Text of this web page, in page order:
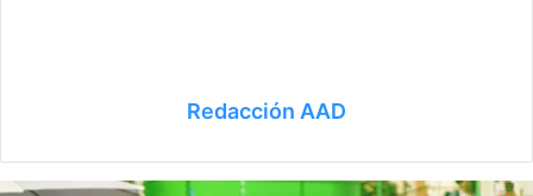
Redacción AAD